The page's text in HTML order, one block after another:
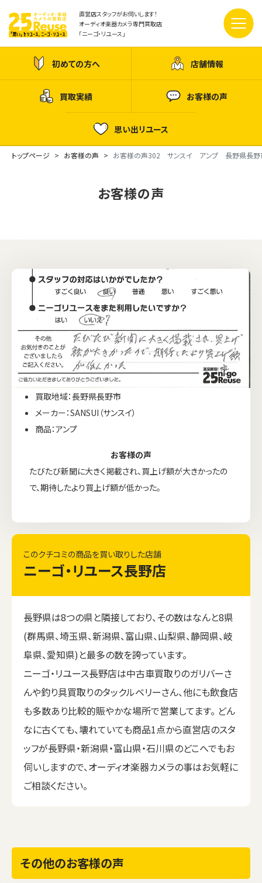
直営店スタッフがお伺いします！
オーディオ楽器カメラ専門買取店
「ニーゴ・リユース」
初めての方へ 店舗情報
買取実績 お客様の声
思い出リユース
トップページ お客様の声 お客様の声302 サンスイ アンプ 長野県長野
お客様の声
買取地域：長野県長野市
メーカー：SANSUI（サンスイ）
商品：アンプ
お客様の声
たびたび新聞に大きく掲載され、買上げ額が大きかったの
で、期待したより買上げ額が低かった。
このクチコミの商品を買い取りした店舗
ニーゴ・リユース長野店
長野県は8つの県と隣接しており、その数はなんと8県
(群馬県、埼玉県、新潟県、富山県、山梨県、静岡県、岐
阜県、愛知県)と最多の数を誇っています。
ニーゴ・リユース長野店は中古車買取りのガリバーさ
んや釣り具買取りのタックルベリーさん、他にも飲食店
も多数あり比較的賑やかな場所で営業してます。 どん
なに古くても、壊れていても商品1点から直営店のスタ
ッフが長野県・新潟県・富山県・石川県のどこへでもお
伺いしますので、オーディオ楽器カメラの事はお気軽に
ご相談ください。
その他のお客様の声